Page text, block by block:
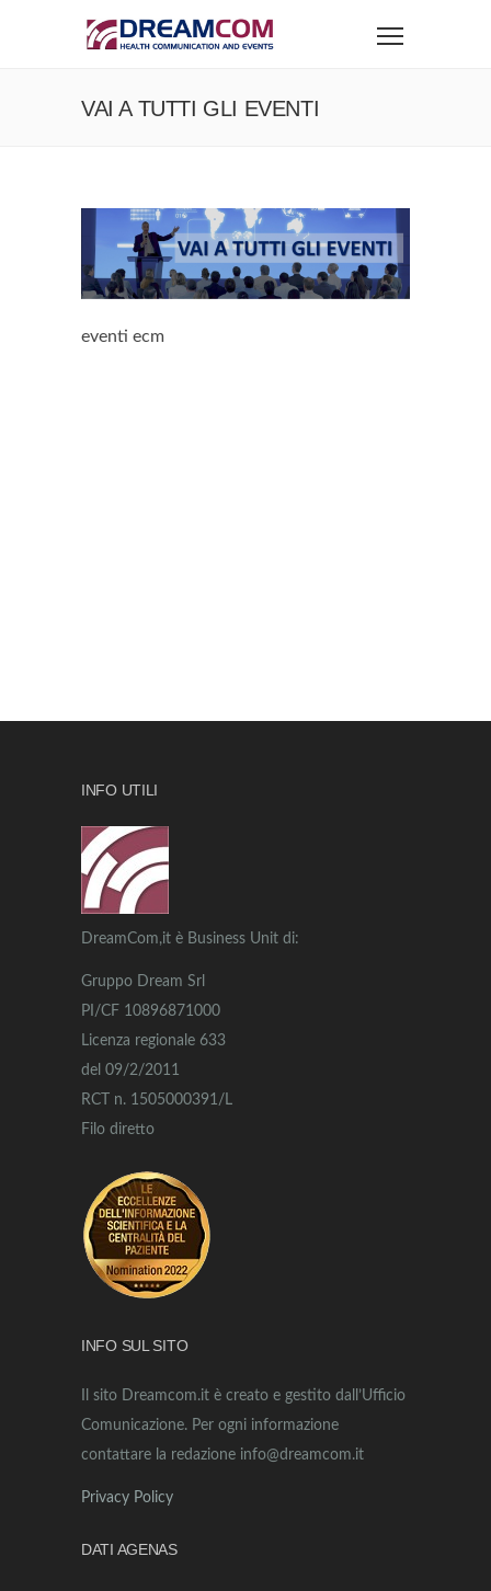
VAI A TUTTI GLI EVENTI
eventi ecm
INFO UTILI
DreamCom,it è Business Unit di:
Gruppo Dream Srl
PI/CF 10896871000
Licenza regionale 633
del 09/2/2011
RCT n. 1505000391/L
Filo diretto
INFO SUL SITO
Il sito Dreamcom.it è creato e gestito dall’Ufficio
Comunicazione. Per ogni informazione
contattare la redazione info@dreamcom.it
Privacy Policy
DATI AGENAS